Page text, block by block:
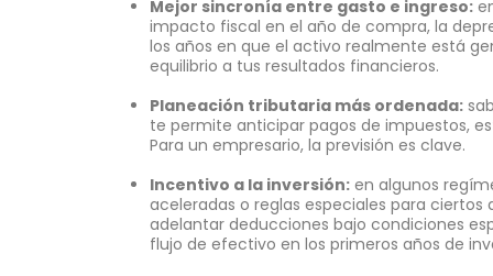
Mejor sincronía entre gasto e ingreso:
impacto fiscal en el año de compra, la
los años en que el activo realmente está
equilibrio a tus resultados financieros.
Planeación tributaria más ordenada:
te permite anticipar pagos de impuestos,
Para un empresario, la previsión es clave.
Incentivo a la inversión: en algunos
aceleradas o reglas especiales para
adelantar deducciones bajo condiciones
flujo de efectivo en los primeros años de